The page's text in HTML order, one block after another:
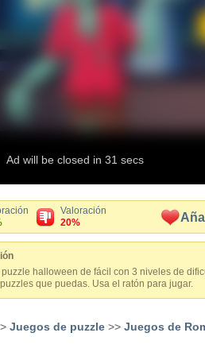
Valoración
20%
halloween de fácil con 3 niveles de
que puedas. Usa el ratón para jugar.
Juegos de puzzle >> Juegos de